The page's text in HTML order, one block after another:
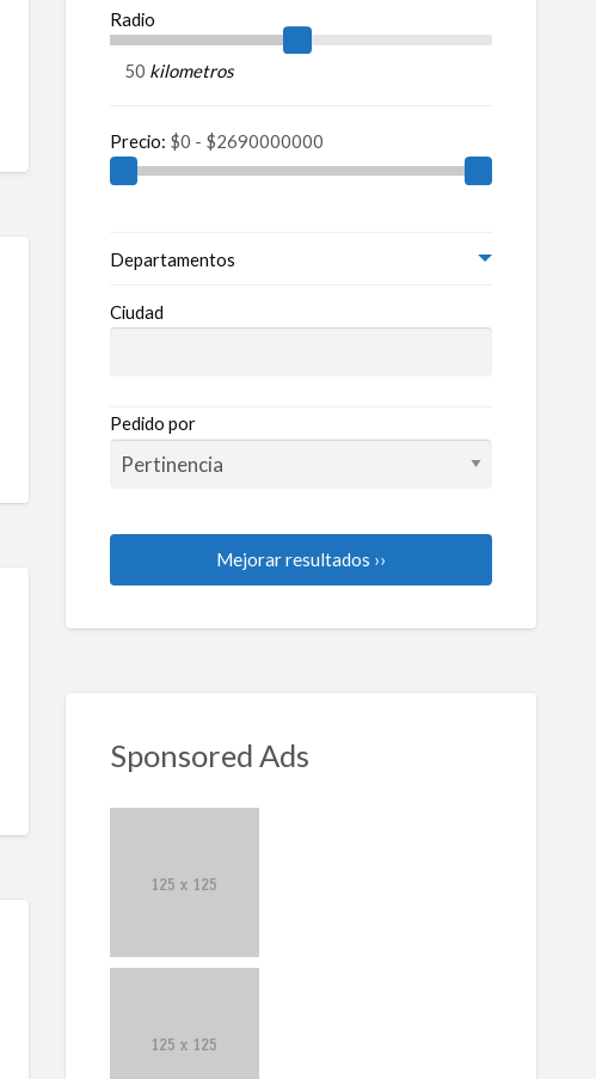
Radio
kilometros
Precio:
Departamentos
Ciudad
Pedido por
Mejorar resultados ››
Sponsored Ads